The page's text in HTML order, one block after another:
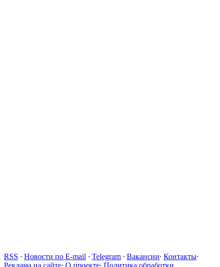
RSS · Новости по E-mail · Telegram · Вакансии· Контакты·